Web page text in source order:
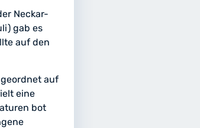
Neckar-
gab es
auf den
auf
eine
bot